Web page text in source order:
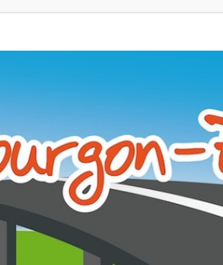
camping-car. Partagez votre expérience.